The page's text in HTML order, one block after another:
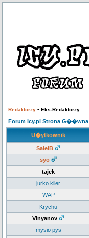
Redaktorzy • Eks-Redaktorzy
Forum Icy.pl Strona G��wna
U�ytkownik
SaleiB
syo
tajek
jurko kiler
WAP
Krychu
Vinyanov
mysio pys